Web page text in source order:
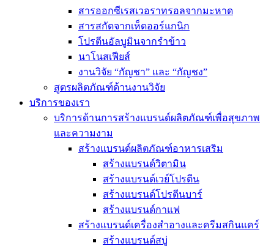
สารออกซีเรสเวอราทรอลจากมะหาด
สารสกัดจากเห็ดออร์แกนิก
โปรตีนอัลบูมินจากรำข้าว
นาโนสเฟียส์
งานวิจัย “กัญชา” และ “กัญชง”
สูตรผลิตภัณฑ์ด้านงานวิจัย
บริการของเรา
บริการด้านการสร้างแบรนด์ผลิตภัณฑ์เพื่อสุขภาพ
และความงาม
สร้างแบรนด์ผลิตภัณฑ์อาหารเสริม
สร้างแบรนด์วิตามิน
สร้างแบรนด์เวย์โปรตีน
สร้างแบรนด์โปรตีนบาร์
สร้างแบรนด์กาแฟ
สร้างแบรนด์เครื่องสำอางและครีมสกินแคร์
สร้างแบรนด์สบู่